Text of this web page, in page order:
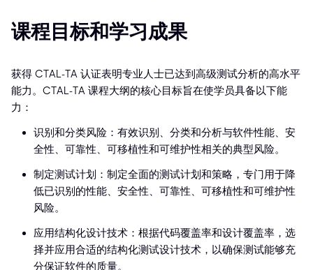
课程目标和学习成果
获得 CTAL-TA 认证表明专业人士已达到高级测试分析的高水平
能力。CTAL-TA 课程大纲的核心目标旨在使学员具备以下能
力：
识别和分类风险：有效识别、分类和分析与软件性能、安
全性、可靠性、可移植性和可维护性相关的典型风险。
制定测试计划：制定全面的测试计划和策略，专门用于降
低已识别的性能、安全性、可靠性、可移植性和可维护性
风险。
应用结构化设计技术：根据代码覆盖率和设计覆盖率，选
择并应用合适的结构化测试设计技术，以确保测试能够充
分保证软件的质量。